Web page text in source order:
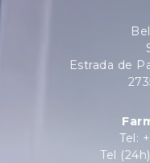
Estrada de
Tel:
Tel